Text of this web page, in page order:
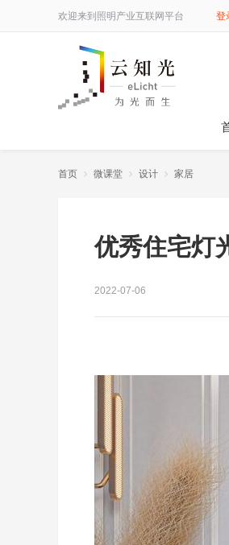
欢迎来到照明产业互联网平台 登
首页 微课堂 设计 家居
优秀住宅灯
2022-07-06